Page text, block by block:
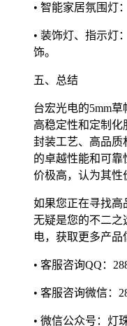
• 智能家居氛围灯
• 装饰灯、指示灯
饰。
五、总结
台宏光电的5mm草
高稳定性和定制化
封装工艺、高品质
的卓越性能和可
价极高，认为其性
如果您正在寻找高
无疑是您的不二之
电，获取更多产品
• 客服咨询QQ：
• 客服咨询微信：
• 微信公众号：灯